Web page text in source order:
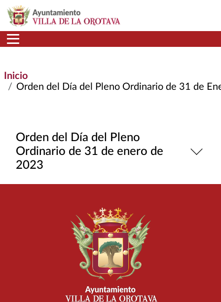
Pasar al contenido principal
Inicio
Orden del Día del Pleno Ordinario de 31 de Enero
Orden del Día del Pleno
Ordinario de 31 de enero de
2023